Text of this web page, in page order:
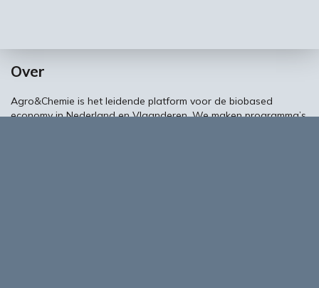
Over
Agro&Chemie is het leidende platform voor de biobased
economy in Nederland en Vlaanderen. We maken programma’s